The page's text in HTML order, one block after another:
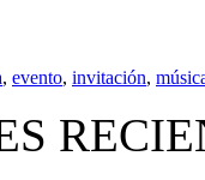
, evento, invitación,